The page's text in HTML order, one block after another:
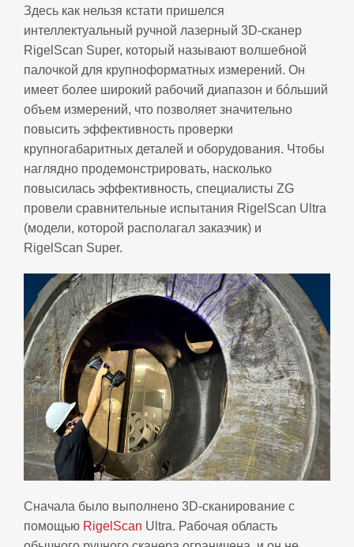
Здесь как нельзя кстати пришелся
интеллектуальный ручной лазерный 3D‑сканер
RigelScan Super, который называют волшебной
палочкой для крупноформатных измерений. Он
имеет более широкий рабочий диапазон и бóльший
объем измерений, что позволяет значительно
повысить эффективность проверки
крупногабаритных деталей и оборудования. Чтобы
наглядно продемонстрировать, насколько
повысилась эффективность, специалисты ZG
провели сравнительные испытания RigelScan Ultra
(модели, которой располагал заказчик) и
RigelScan Super.
Сначала было выполнено 3D‑сканирование с
помощью RigelScan Ultra. Рабочая область